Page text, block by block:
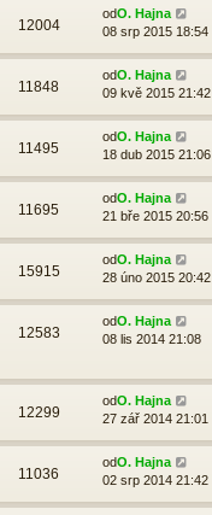
12004
odO. Hajna
08 srp 2015 18:54
11848
odO. Hajna
09 kvě 2015 21:42
11495
odO. Hajna
18 dub 2015 21:06
11695
odO. Hajna
21 bře 2015 20:56
15915
odO. Hajna
28 úno 2015 20:42
12583
odO. Hajna
08 lis 2014 21:08
12299
odO. Hajna
27 zář 2014 21:01
11036
odO. Hajna
02 srp 2014 21:42